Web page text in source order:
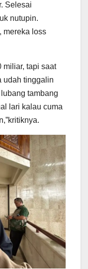
Selesai
nutupin.
mereka loss
miliar, tapi saat
udah tinggalin
tambang
lari kalau cuma